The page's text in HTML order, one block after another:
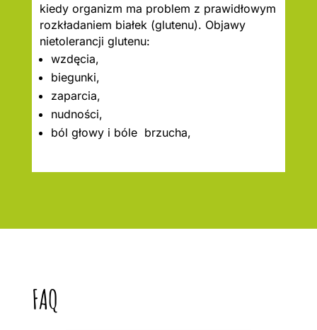
kiedy organizm ma problem z prawidłowym
rozkładaniem białek (glutenu). Objawy
nietolerancji glutenu:
wzdęcia,
biegunki,
zaparcia,
nudności,
ból głowy i bóle brzucha,
FAQ